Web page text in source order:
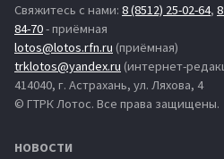
Свяжитесь с нами: 8 (8512) 25-02-64,
84-70- приёмная
lotos@lotos.rfn.ru (приёмная)
trklotos@yandex.ru (интернет-
414040, г. Астрахань, ул. Ляхова, 4
© ГТРК Лотос. Все права защищены.
НОВОСТИ